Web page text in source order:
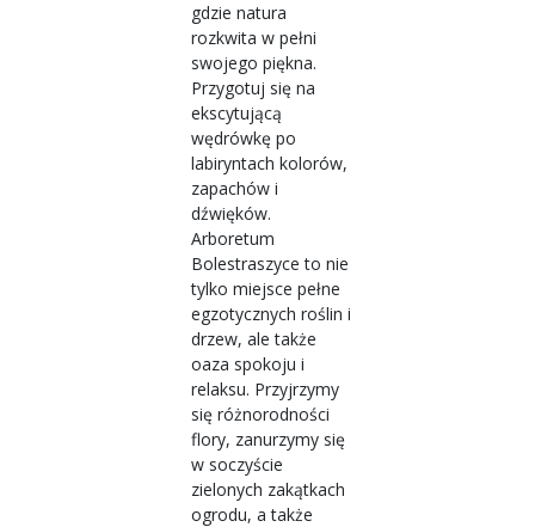
gdzie natura
rozkwita w pełni
swojego piękna.
Przygotuj się na
ekscytującą
wędrówkę po
labiryntach kolorów,
zapachów i
dźwięków.
Arboretum
Bolestraszyce to nie
tylko miejsce pełne
egzotycznych roślin i
drzew, ale także
oaza spokoju i
relaksu. Przyjrzymy
się różnorodności
flory, zanurzymy się
w soczyście
zielonych zakątkach
ogrodu, a także